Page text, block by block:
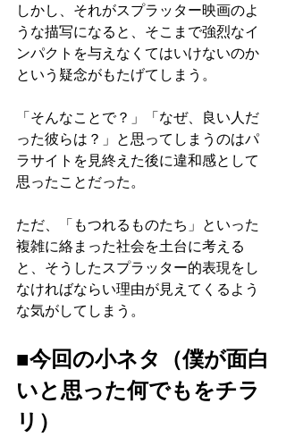
しかし、それがスプラッター映画のよ
うな描写になると、そこまで強烈なイ
ンパクトを与えなくてはいけないのか
という疑念がもたげてしまう。
「そんなことで？」「なぜ、良い人だ
った彼らは？」と思ってしまうのはパ
ラサイトを見終えた後に違和感として
思ったことだった。
ただ、「もつれるものたち」といった
複雑に絡まった社会を土台に考える
と、そうしたスプラッター的表現をし
なければならい理由が見えてくるよう
な気がしてしまう。
■今回の小ネタ（僕が面白
いと思った何でもをチラ
リ）